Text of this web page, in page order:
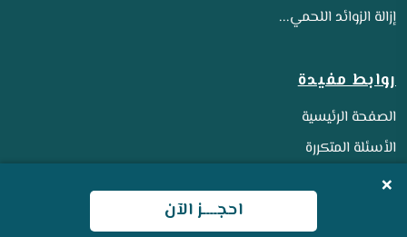
احجــــز الآن
×
إزالة الزوائد اللحمي...
روابط مفيدة
الصفحة الرئيسية
الأسئلة المتكررة
المدونات والمقالات